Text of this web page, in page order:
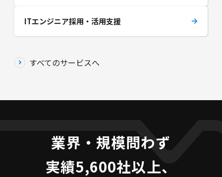
ITエンジニア採用・活用支援
すべてのサービスへ
業界・規模問わず
実績5,600社以上、